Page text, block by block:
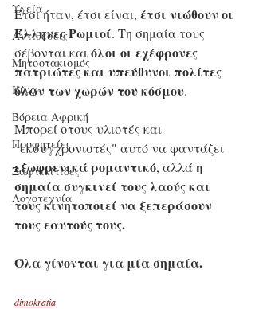
Υγεία
Aντιθέσεις
Μητσοτακισμός
Κίνα
Βόρεια Αφρική
Προφητείες
Ξαφνικίτιδες
Λογοτεχνία
Έτσι ήταν, έτσι είναι, έτσι νιώθουν οι
Έλληνες Ρωμιοί. Τη σημαία τους
σέβονται και όλοι οι εχέφρονες
πατριώτες και υπεύθυνοι πολίτες
όλων των χωρών του κόσμου.
Μπορεί στους υλιστές και
"εκσυγχρονιστές" αυτό να φαντάζει
εξωφρενικά ρομαντικό, αλλά η
σημαία συγκινεί τους λαούς και
τους κινητοποιεί να ξεπεράσουν
τους εαυτούς τους.
Όλα γίνονται για μία σημαία.
dimokratia